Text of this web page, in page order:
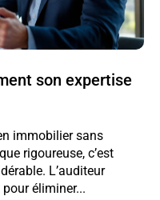
son expertise
immobilier sans
rigoureuse, c’est
L’auditeur
éliminer...